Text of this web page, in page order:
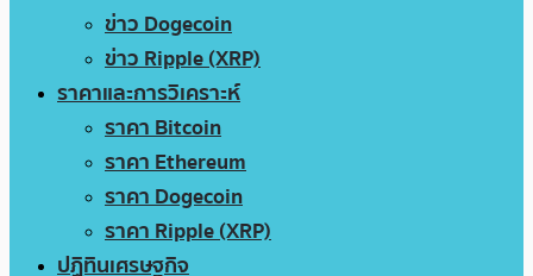
ข่าว Dogecoin
ข่าว Ripple (XRP)
ราคาและการวิเคราะห์
ราคา Bitcoin
ราคา Ethereum
ราคา Dogecoin
ราคา Ripple (XRP)
ปฏิทินเศรษฐกิจ